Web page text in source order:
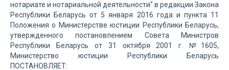
нотариате и нотариальной деятельности" в редакции Закона
Республики Беларусь от 5 января 2016 года и пункта 11
Положения о Министерстве юстиции Республики Беларусь,
утвержденного постановлением Совета Министров
Республики Беларусь от 31 октября 2001 г. №1605,
Министерство юстиции Республики Беларусь
ПОСТАНОВЛЯЕТ: